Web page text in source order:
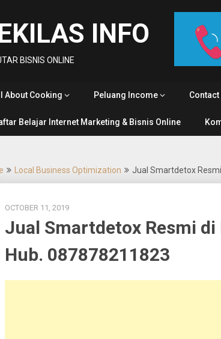
INFO
BISNIS ONLINE
About Cooking Peluang Income Contact
Belajar Internet Marketing & Bisnis Online
Local Business Optimization Jual Smartdetox
OCTOBER 11, 2019
Jual Smartdetox Resmi
Hub. 087878211823